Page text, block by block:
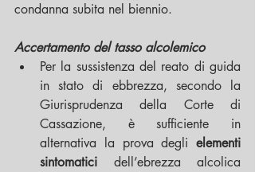
condanna subita nel biennio.
Accertamento del tasso alcolemico
Per la sussistenza del reato di guida
in stato di ebbrezza, secondo la
Giurisprudenza della Corte di
Cassazione, è sufficiente in
alternativa la prova degli elementi
sintomatici dell’ebrezza alcolica